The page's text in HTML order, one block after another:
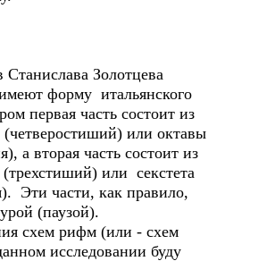
Станислава Золотцева
форму итальянского
первая часть состоит из
(четверостиший) или октавы
а вторая часть состоит из
(трехстиший) или секстета
Эти части, как правило,
(паузой).
схем рифм (или - схем
исследовании буду